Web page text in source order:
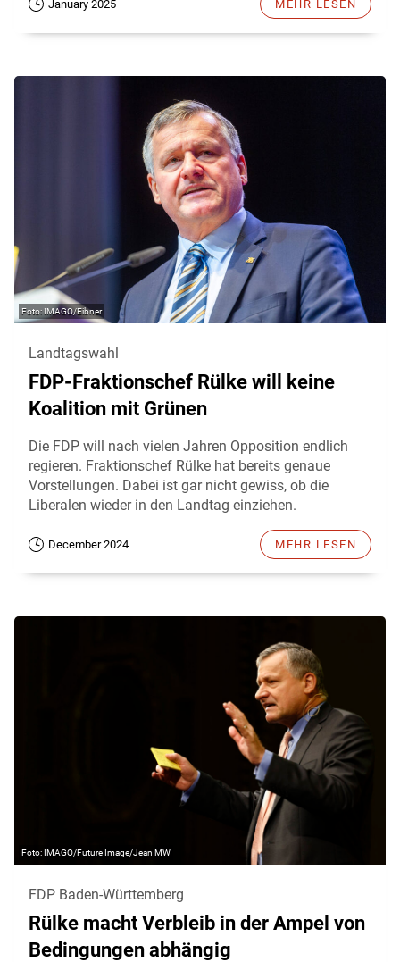
January 2025 MEHR LESEN
IMAGO/Eibner
Landtagswahl
FDP-Fraktionschef Rülke will keine
Koalition mit Grünen
Die FDP will nach vielen Jahren Opposition endlich
regieren. Fraktionschef Rülke hat bereits genaue
Vorstellungen. Dabei ist gar nicht gewiss, ob die
Liberalen wieder in den Landtag einziehen.
December 2024 MEHR LESEN
IMAGO/Future Image/Jean MW
FDP Baden-Württemberg
Rülke macht Verbleib in der Ampel von
Bedingungen abhängig